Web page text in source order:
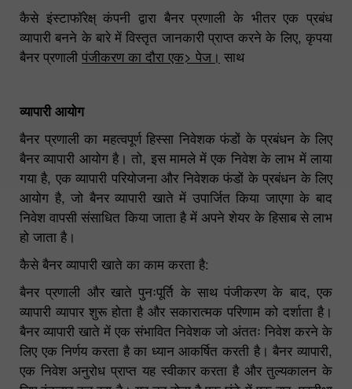
कैसे इंस्टाफॉरेक्ष् कंपनी द्वारा बैनर प्रणाली के भीतर एक प्रबंध
व्यापारी बनने के बारे में विस्तृत जानकारी प्राप्त करने के लिए, कृपया
बैनर प्रणाली पंजीकरण का दौरा एक> पेज। साथ
व्यापारी आयोग
बैनर प्रणाली का महत्वपूर्ण हिस्सा निवेशक फंडों के प्रबंधन के लिए
बैनर व्यापारी आयोग है। तो, इस मामले में एक निवेश के लाभ में लाया
गया है, एक व्यापारी परियोजना और निवेशक फंडों के प्रबंधन के लिए
आयोग है, जो बैनर व्यापारी खाते में उपार्जित किया जाएगा के बाद
निवेश वापसी संसाधित किया जाता है में अपने शेयर के हिसाब से लाभ
हो जाता है।
कैसे बैनर व्यापारी खाते का काम करता है:
बैनर प्रणाली और खाते पुनःपूर्ति के साथ पंजीकरण के बाद, एक
व्यापारी व्यापार शुरू होता है और सकारात्मक परिणाम को दर्शाता है।
बैनर व्यापारी खाते में एक संभावित निवेशक जो अंततः निवेश करने के
लिए एक निर्णय करता है का ध्यान आकर्षित करती है। बैनर व्यापारी,
एक निवेश अनुरोध प्राप्त यह स्वीकार करता है और तुल्यकालन के